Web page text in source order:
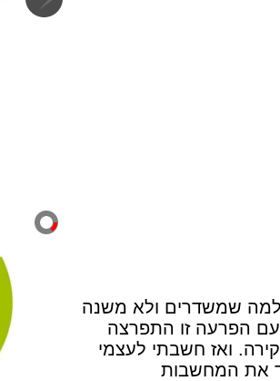
למה שמשדרים ולא משנה
הפרעה זו התפרצה
ואז חשבתי לעצמי
את המחשבות